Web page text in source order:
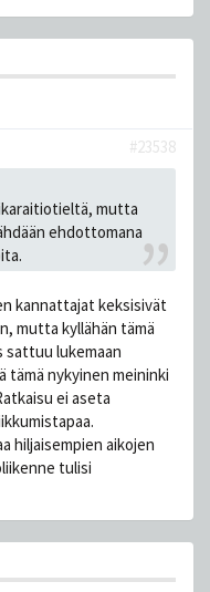
#23538
mutta
ehdottomana
kannattajat keksisivät
mutta kyllähän tämä
sattuu lukemaan
tämä nykyinen meininki
ei aseta
hiljaisempien aikojen
tulisi